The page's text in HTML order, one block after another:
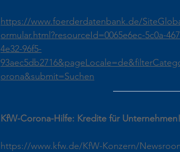
https://www.foerderdatenbank.de/
ormular.html?resourceId=0065e6ec-5c0a-
4e32-96f5-
orona&submit=Suchen
KfW-Corona-Hilfe: Kredite für Unternehmen!
https://www.kfw.de/KfW-Konzern/